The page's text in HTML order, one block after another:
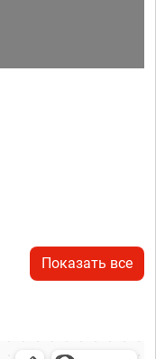
Показать все